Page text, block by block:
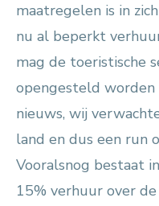
maatregelen is in
nu al beperkt
mag de toeristische
opengesteld worden
nieuws, wij
land en dus een run
Vooralsnog bestaat
15% verhuur over